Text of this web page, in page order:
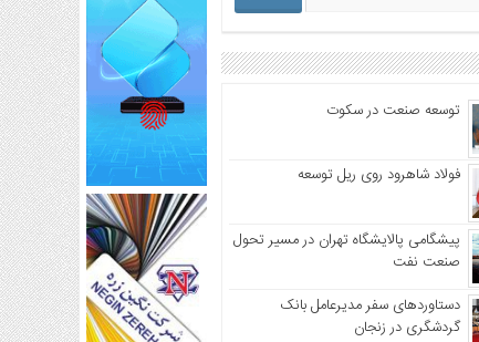
توسعه صنعت در سکوت
فولاد شاهرود روی ریل توسعه
پیشگامی پالایشگاه تهران در مسیر تحول
صنعت نفت
دستاوردهای سفر مدیرعامل بانک
گردشگری در زنجان